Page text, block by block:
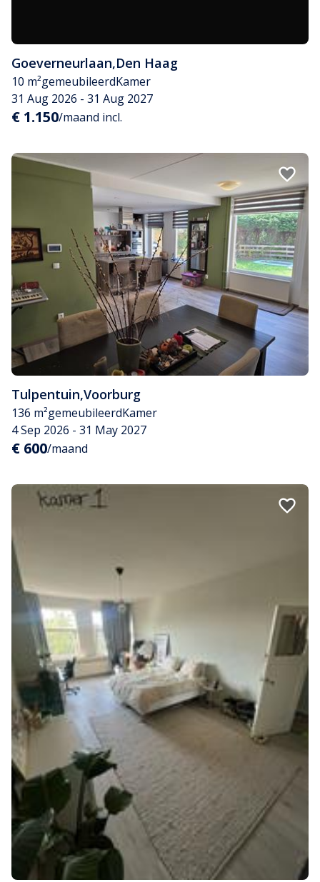
Goeverneurlaan,Den Haag
10 m²gemeubileerdKamer
31 Aug 2026 - 31 Aug 2027
€ 1.150/maand incl.
Tulpentuin,Voorburg
136 m²gemeubileerdKamer
4 Sep 2026 - 31 May 2027
€ 600/maand